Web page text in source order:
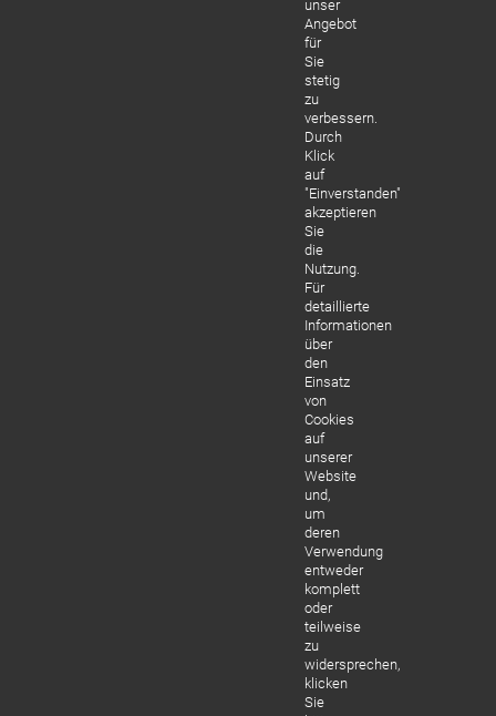
unser
Angebot
für
Sie
stetig
zu
verbessern.
Durch
Klick
auf
"Einverstanden"
akzeptieren
Sie
die
Nutzung.
Für
detaillierte
Informationen
über
den
Einsatz
von
Cookies
auf
unserer
Website
und,
um
deren
Verwendung
entweder
komplett
oder
teilweise
zu
widersprechen,
klicken
Sie